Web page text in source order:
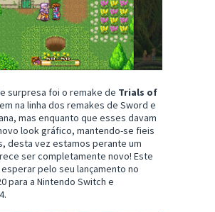
surpresa foi o remake de Trials of
na linha dos remakes de Sword e
mas enquanto que esses davam
look gráfico, mantendo-se fieis
desta vez estamos perante um
ser completamente novo! Este
pelo seu lançamento no
para a Nintendo Switch e